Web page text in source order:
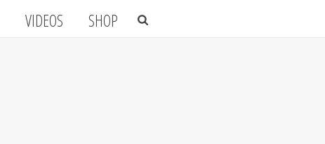
VIDEOS SHOP